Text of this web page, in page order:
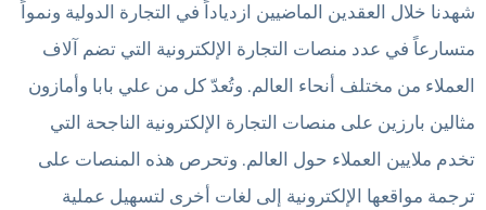
شهدنا خلال العقدين الماضيين ازدياداً في التجارة الدولية ونمواً
متسارعاً في عدد منصات التجارة الإلكترونية التي تضم آلاف
العملاء من مختلف أنحاء العالم. وتُعدّ كل من علي بابا وأمازون
مثالين بارزين على منصات التجارة الإلكترونية الناجحة التي
تخدم ملايين العملاء حول العالم. وتحرص هذه المنصات على
ترجمة مواقعها الإلكترونية إلى لغات أخرى لتسهيل عملية